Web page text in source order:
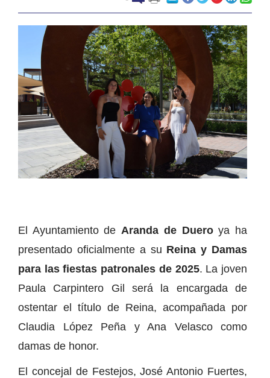
El Ayuntamiento de Aranda de Dueroya ha
presentado oficialmente a su Reina y Damas
para las fiestas patronales de 2025. La joven
Paula Carpintero Gil será la encargada de
ostentar el título de Reina, acompañada por
Claudia López Peña y Ana Velasco como
damas de honor.
El concejal de Festejos, José Antonio Fuertes,